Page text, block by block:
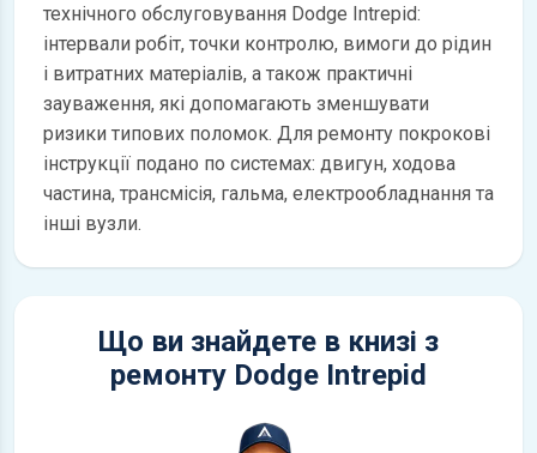
технічного обслуговування Dodge Intrepid:
інтервали робіт, точки контролю, вимоги до рідин
і витратних матеріалів, а також практичні
зауваження, які допомагають зменшувати
ризики типових поломок. Для ремонту покрокові
інструкції подано по системах: двигун, ходова
частина, трансмісія, гальма, електрообладнання та
інші вузли.
Що ви знайдете в книзі з
ремонту Dodge Intrepid